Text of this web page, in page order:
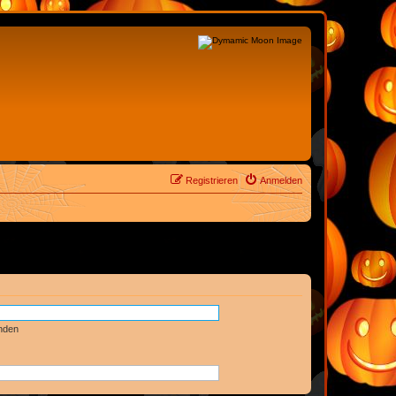
Anmelden
Registrieren